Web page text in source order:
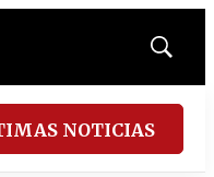
Mostrar
NOTICIAS